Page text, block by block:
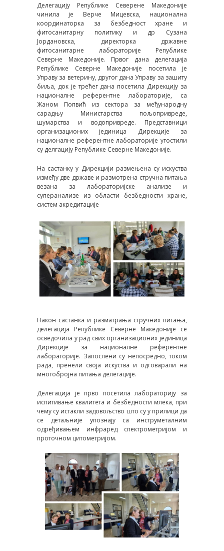
Делегацију Републике Северене Македоније
чинила је Верче Мицевска, национална
координаторка за безбедност хране и
фитосанитарну политику и др Сузана
Јордановска, директорка државне
фитосанитарне лабораторије Републике
Северне Македоније. Првог дана делегација
Републике Северне Македоније посетила је
Управу за ветерину, другог дана Управу за зашиту
биља, док је трећег дана посетила Дирекцију за
националне реферeнтне лабораторије, са
Жаном Попвић из сектора за међународну
сарадњу Министарства пољопривреде,
шумарства и водопривреде. Представници
организационих јединица Дирекције за
националне референтне лабораторије угостили
су делгацију Републике Северне Македоније.
На састанку у Дирекцији размењена су искуства
између две државе и размотрена стручна питања
везана за лабораторијске анализе и
суперанализе из области безбедности хране,
систем акредитације
Након састанка и разматрања стручних питања,
делегација Републике Северне Македоније се
осведочила у рад свих организационих јединица
Дирекције за националне референтне
лабораторије. Запослени су непосредно, током
рада, пренели своја искуства и одговарали на
многобројна питања делегације.
Делегација је прво посетила лабораторију за
испитивање квалитета и безбедности млека, при
чему су истакли задовољство што су у прилици да
се детаљније упознају са инструметалним
одређивањем инфраред спектрометријом и
проточном цитометријом.